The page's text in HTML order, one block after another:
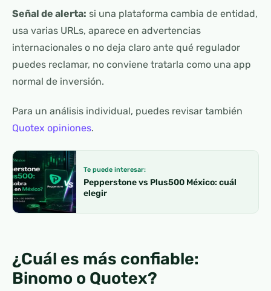
Señal de alerta: si una plataforma cambia de entidad,
usa varias URLs, aparece en advertencias
internacionales o no deja claro ante qué regulador
puedes reclamar, no conviene tratarla como una app
normal de inversión.
Para un análisis individual, puedes revisar también
Quotex opiniones.
Te puede interesar:
Pepperstone vs Plus500 México: cuál
elegir
¿Cuál es más confiable:
Binomo o Quotex?